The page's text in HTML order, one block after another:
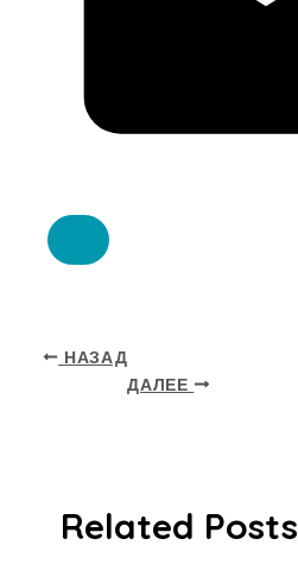
НАЗАД
ДАЛЕЕ
Related Posts